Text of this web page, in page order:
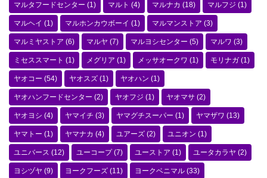
マルタフードセンター (1) マルト (4) マルナカ (18) マルフジ (1)
マルヘイ (1) マルホンカウボーイ (1) マルマンストア (3)
マルミヤストア (6) マルヤ (7) マルヨシセンター (5) マルワ (3)
ミセススマート (1) メグリア (1) メッサオークワ (1) モリナガ (1)
ヤオコー (54) ヤオスズ (1) ヤオハン (1)
ヤオハンフードセンター (2) ヤオフジ (1) ヤオマサ (2)
ヤオヨシ (4) ヤマイチ (3) ヤマグチスーパー (1) ヤマザワ (13)
ヤマトー (1) ヤマナカ (4) ユアーズ (2) ユニオン (1)
ユニバース (12) ユーコープ(7) ユーストア (1) ユータカラヤ (2)
ヨシヅヤ (9) ヨークフーズ (11) ヨークベニマル (33)